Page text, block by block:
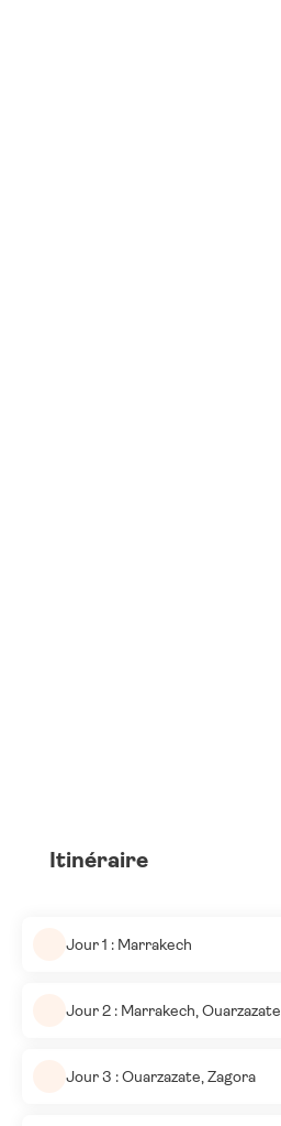
Itinéraire
Jour 1 : Marrakech
Jour 2 : Marrakech, Ouarzazate
Jour 3 : Ouarzazate, Zagora